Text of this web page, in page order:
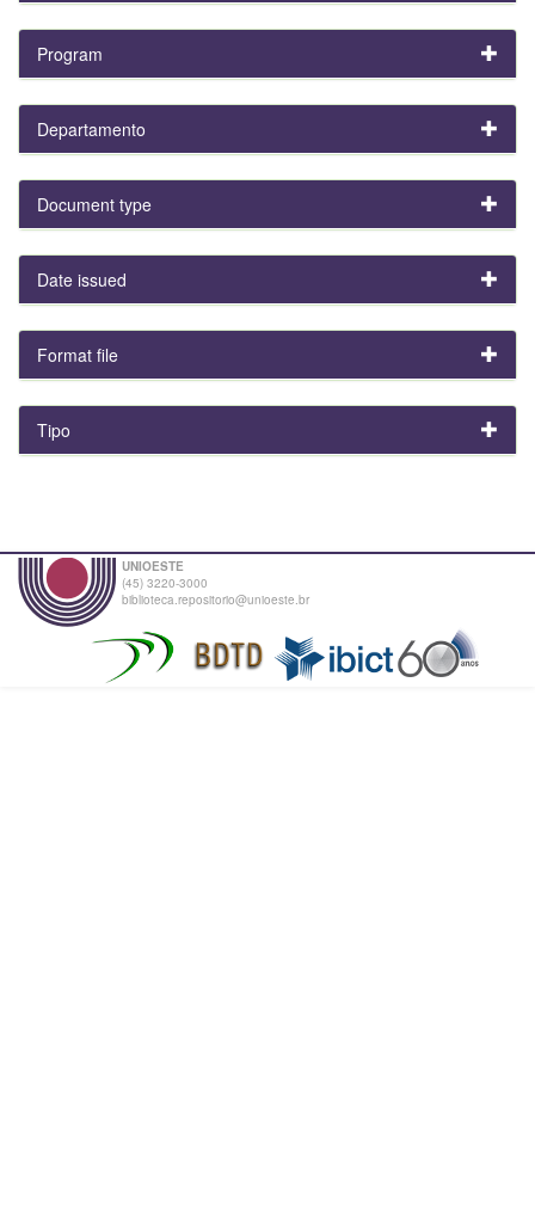
Program
Departamento
Document type
Date issued
Format file
Tipo
UNIOESTE
(45) 3220-3000
biblioteca.repositorio@unioeste.br